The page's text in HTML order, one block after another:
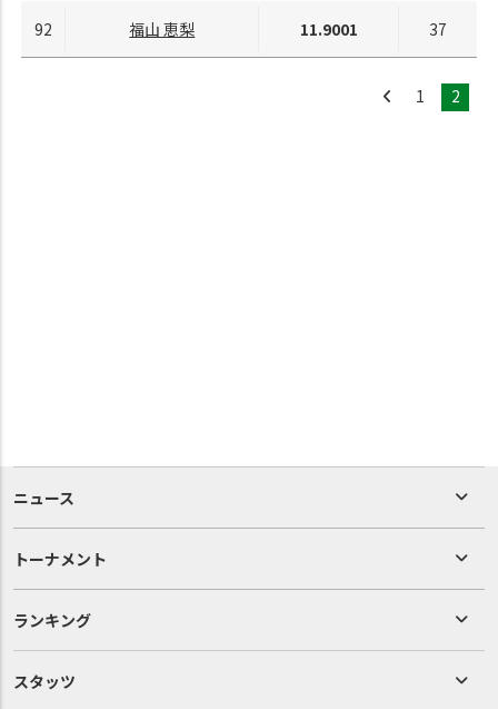
92 福山 恵梨 11.9001 37
1 2
ニュース
トーナメント
ランキング
スタッツ